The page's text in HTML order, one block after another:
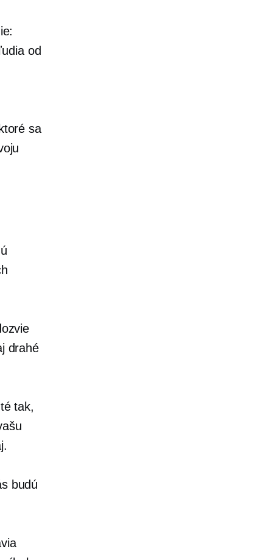
od
sa
drahé
tak,
budú